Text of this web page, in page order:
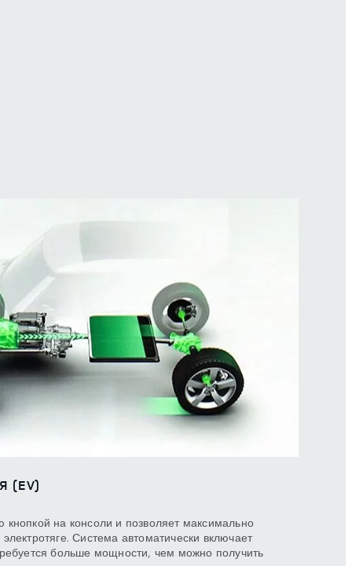
(EV)
на консоли и позволяет максимально
Система автоматически включает
больше мощности, чем можно получить